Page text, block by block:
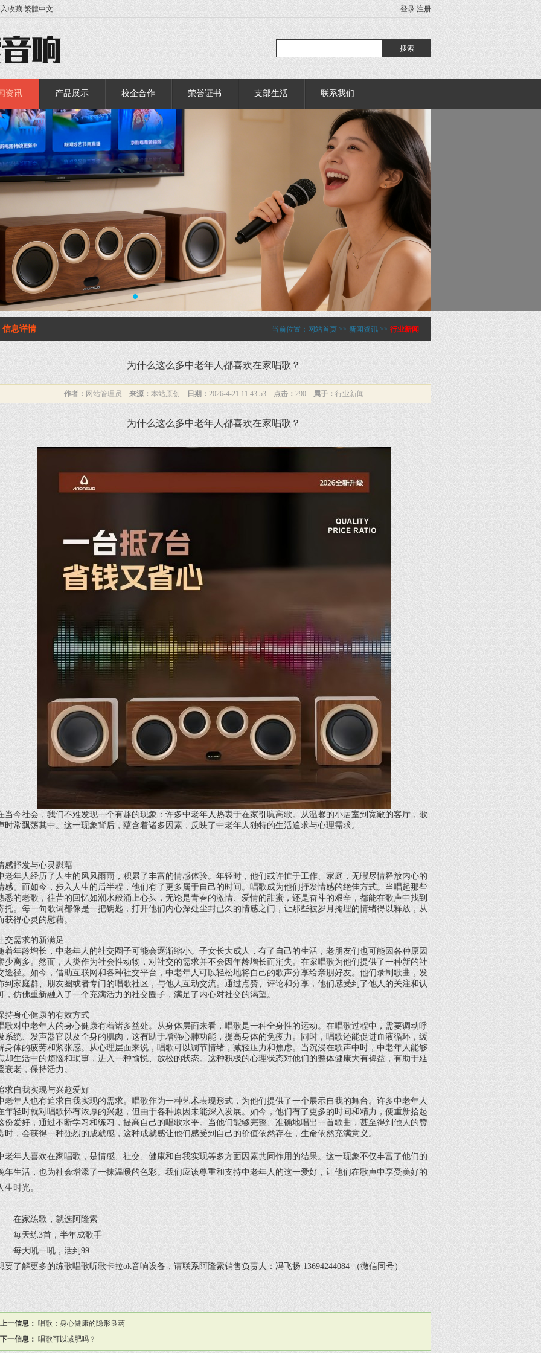
收藏 繁體中文 登录 注册
资讯 产品展示 校企合作 荣誉证书 支部生活 联系我们
当前位置： 网站首页 >> 新闻资讯 >> 行业新闻
信息详情
为什么这么多中老年人都喜欢在家唱歌？
作者： 网站管理员 来源： 本站原创 日期： 2026-4-21 11:43:53 点击： 290 属于： 行业新闻
为什么这么多中老年人都喜欢在家唱歌？
当今社会，我们不难发现一个有趣的现象：许多中老年人热衷于在家引吭高歌。从温馨的小居室到宽敞的客厅，歌
时常飘荡其中。这一现象背后，蕴含着诸多因素，反映了中老年人独特的生活追求与心理需求。
感抒发与心灵慰藉
老年人经历了人生的风风雨雨，积累了丰富的情感体验。年轻时，他们或许忙于工作、家庭，无暇尽情释放内心的
感。而如今，步入人生的后半程，他们有了更多属于自己的时间。唱歌成为他们抒发情感的绝佳方式。当唱起那些
悉的老歌，往昔的回忆如潮水般涌上心头，无论是青春的激情、爱情的甜蜜，还是奋斗的艰辛，都能在歌声中找到
托。每一句歌词都像是一把钥匙，打开他们内心深处尘封已久的情感之门，让那些被岁月掩埋的情绪得以释放，从
获得心灵的慰藉。
交需求的新满足
着年龄增长，中老年人的社交圈子可能会逐渐缩小。子女长大成人，有了自己的生活，老朋友们也可能因各种原因
少离多。然而，人类作为社会性动物，对社交的需求并不会因年龄增长而消失。在家唱歌为他们提供了一种新的社
途径。如今，借助互联网和各种社交平台，中老年人可以轻松地将自己的歌声分享给亲朋好友。他们录制歌曲，发
到家庭群、朋友圈或者专门的唱歌社区，与他人互动交流。通过点赞、评论和分享，他们感受到了他人的关注和认
，仿佛重新融入了一个充满活力的社交圈子，满足了内心对社交的渴望。
持身心健康的有效方式
歌对中老年人的身心健康有着诸多益处。从身体层面来看，唱歌是一种全身性的运动。在唱歌过程中，需要调动呼
系统、发声器官以及全身的肌肉，这有助于增强心肺功能，提高身体的免疫力。同时，唱歌还能促进血液循环，缓
身体的疲劳和紧张感。从心理层面来说，唱歌可以调节情绪，减轻压力和焦虑。当沉浸在歌声中时，中老年人能够
却生活中的烦恼和琐事，进入一种愉悦、放松的状态。这种积极的心理状态对他们的整体健康大有裨益，有助于延
衰老，保持活力。
求自我实现与兴趣爱好
老年人也有追求自我实现的需求。唱歌作为一种艺术表现形式，为他们提供了一个展示自我的舞台。许多中老年人
年轻时就对唱歌怀有浓厚的兴趣，但由于各种原因未能深入发展。如今，他们有了更多的时间和精力，便重新拾起
份爱好，通过不断学习和练习，提高自己的唱歌水平。当他们能够完整、准确地唱出一首歌曲，甚至得到他人的赞
时，会获得一种强烈的成就感，这种成就感让他们感受到自己的价值依然存在，生命依然充满意义。
老年人喜欢在家唱歌，是情感、社交、健康和自我实现等多方面因素共同作用的结果。这一现象不仅丰富了他们的
年生活，也为社会增添了一抹温暖的色彩。我们应该尊重和支持中老年人的这一爱好，让他们在歌声中享受美好的
生时光。
在家练歌，就选阿隆索
每天练3首，半年成歌手
每天吼一吼，活到99
要了解更多的练歌唱歌听歌卡拉ok音响设备 ，请联系阿隆索销售负责人：冯飞扬 13694244084 （微信同号）
上一信息： 唱歌：身心健康的隐形良药
下一信息： 唱歌可以减肥吗？